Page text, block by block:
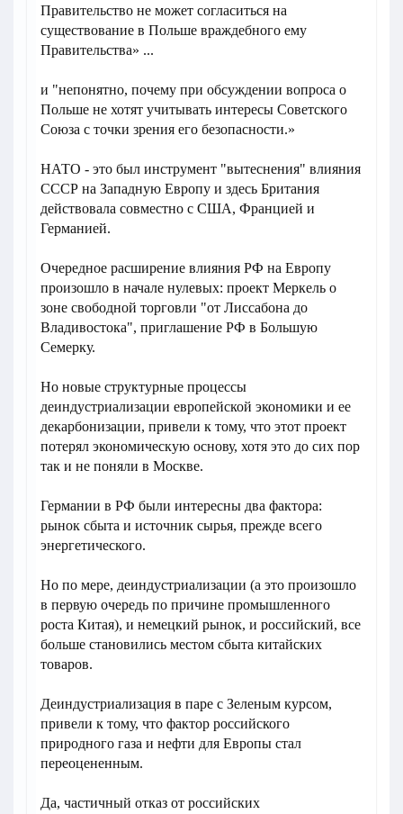
Правительство не может согласиться на
существование в Польше враждебного ему
Правительства» ...
и "непонятно, почему при обсуждении вопроса о
Польше не хотят учитывать интересы Советского
Союза с точки зрения его безопасности.»
НАТО - это был инструмент "вытеснения" влияния
СССР на Западную Европу и здесь Британия
действовала совместно с США, Францией и
Германией.
Очередное расширение влияния РФ на Европу
произошло в начале нулевых: проект Меркель о
зоне свободной торговли "от Лиссабона до
Владивостока", приглашение РФ в Большую
Семерку.
Но новые структурные процессы
деиндустриализации европейской экономики и ее
декарбонизации, привели к тому, что этот проект
потерял экономическую основу, хотя это до сих пор
так и не поняли в Москве.
Германии в РФ были интересны два фактора:
рынок сбыта и источник сырья, прежде всего
энергетического.
Но по мере, деиндустриализации (а это произошло
в первую очередь по причине промышленного
роста Китая), и немецкий рынок, и российский, все
больше становились местом сбыта китайских
товаров.
Деиндустриализация в паре с Зеленым курсом,
привели к тому, что фактор российского
природного газа и нефти для Европы стал
переоцененным.
Да, частичный отказ от российских